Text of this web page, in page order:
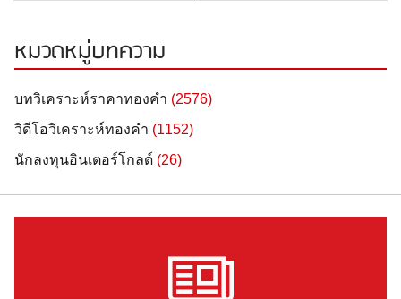
หมวดหมู่บทความ
บทวิเคราะห์ราคาทองคำ (2576)
วิดีโอวิเคราะห์ทองคำ (1152)
นักลงทุนอินเตอร์โกลด์ (26)